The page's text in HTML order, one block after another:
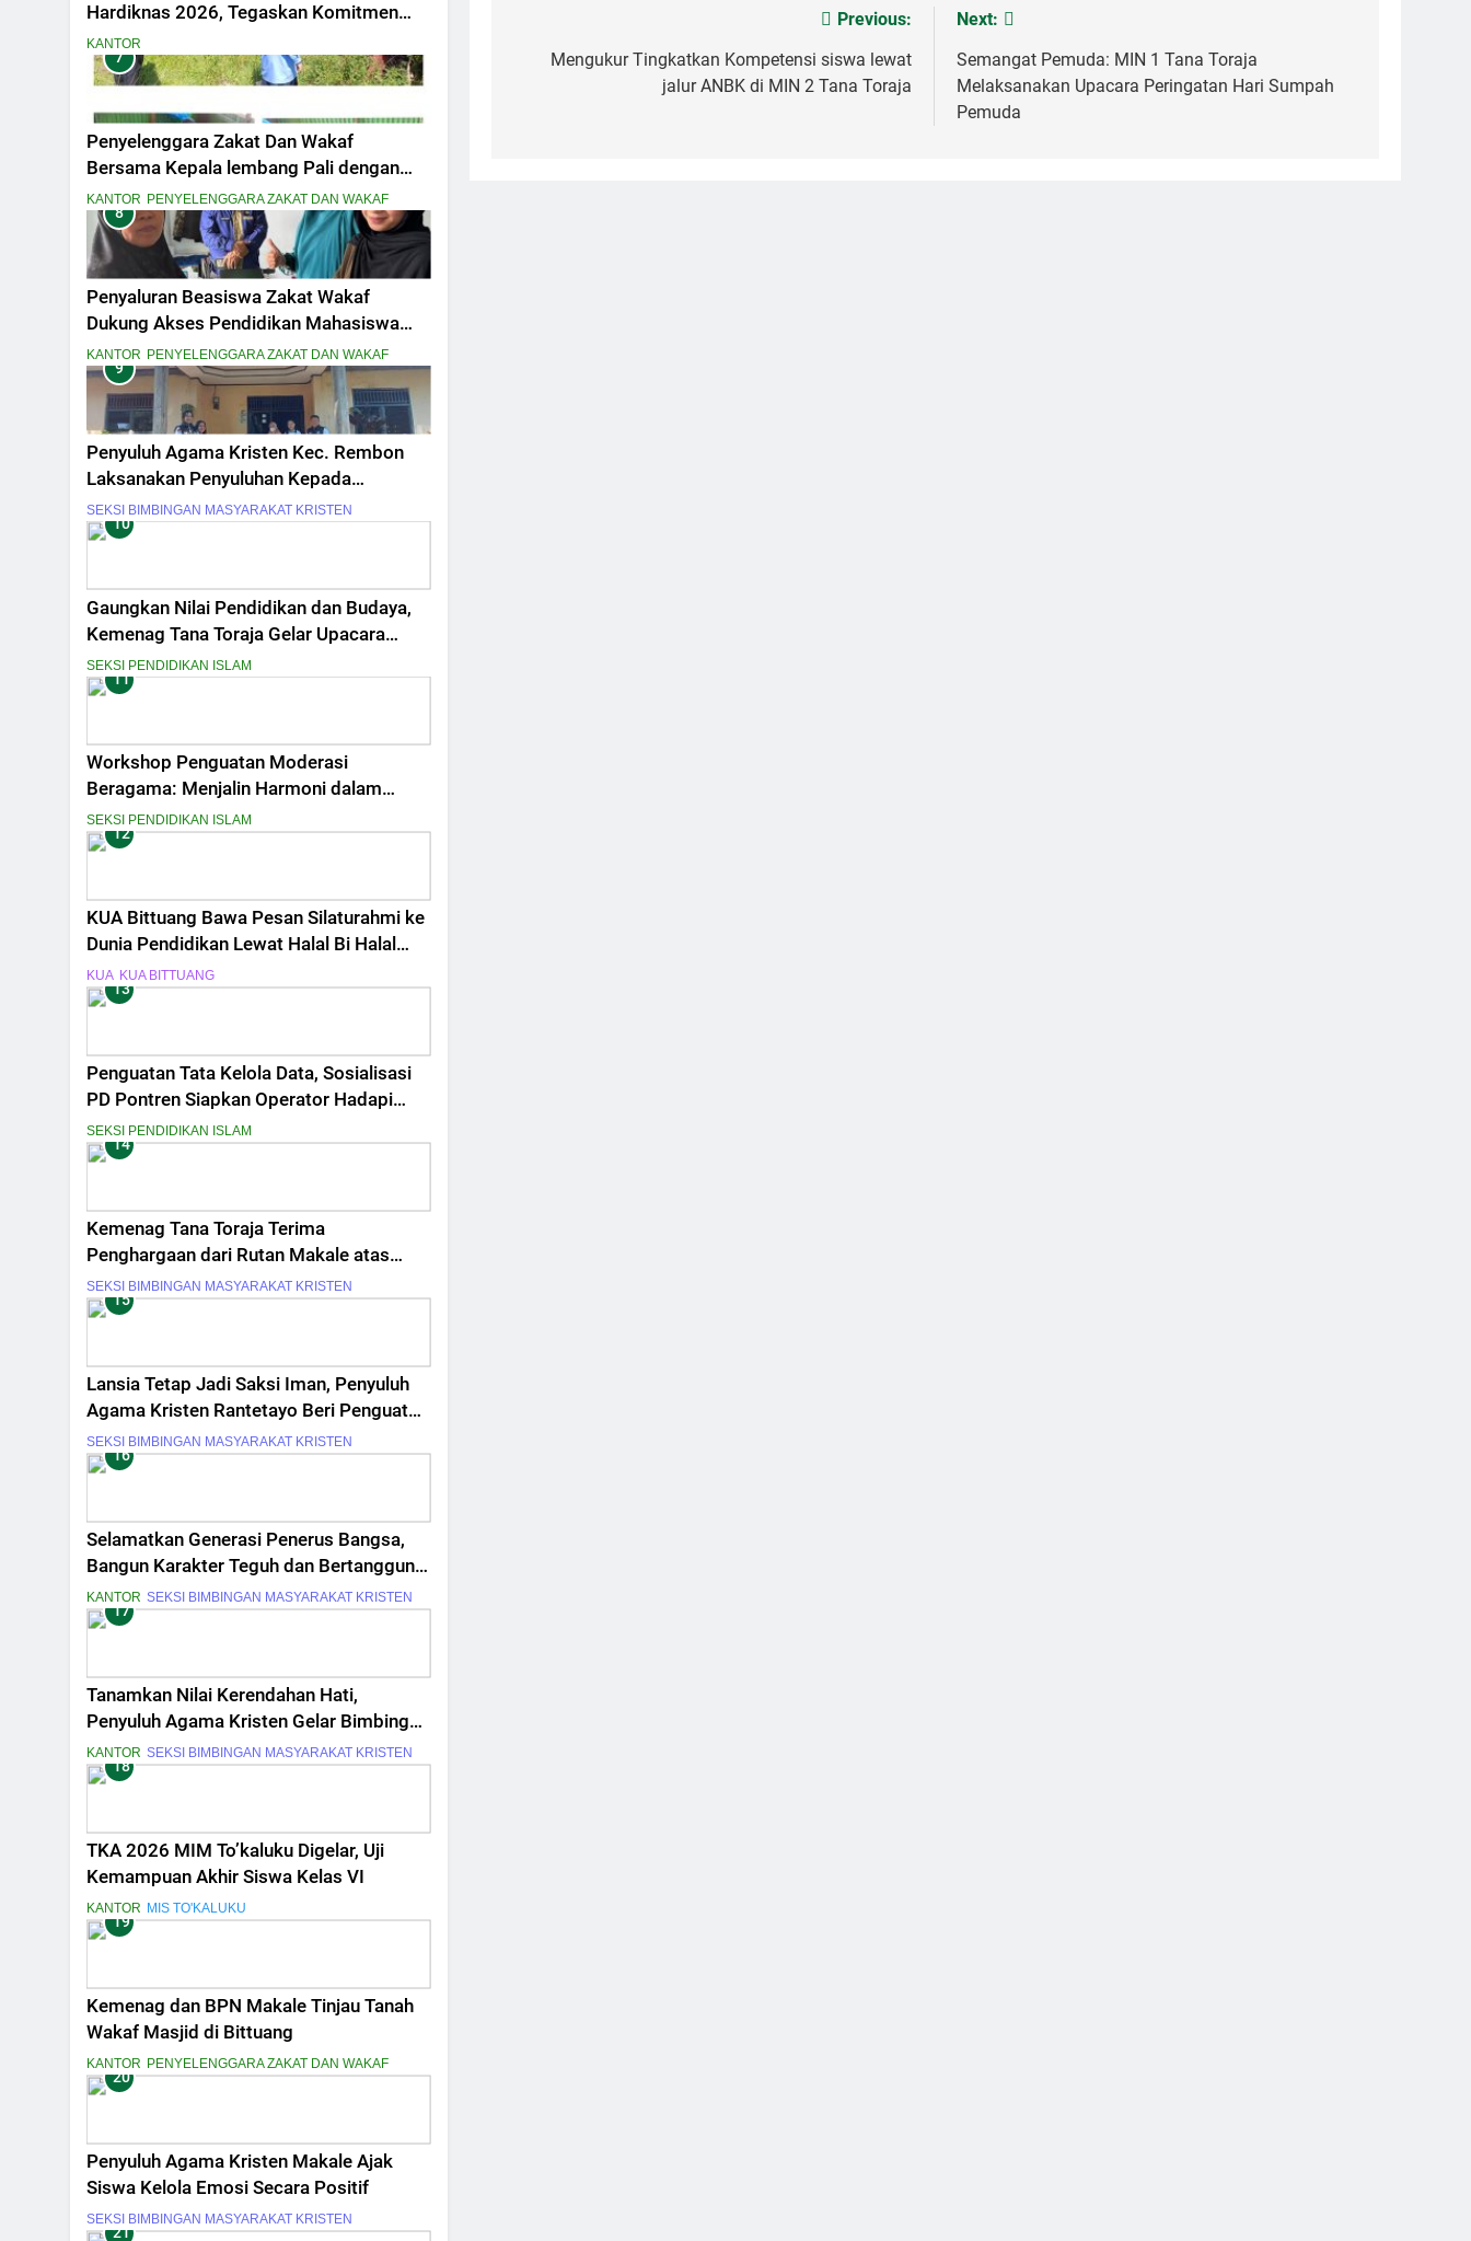
Hardiknas 2026, Tegaskan Komitmen
Pendidikan Bermutu untuk Semua
KANTOR
7
Penyelenggara Zakat Dan Wakaf
Bersama Kepala lembang Pali dengan
Nasir MelaksanakanPeninjauan Lokasi
Tanah Wakaf Masjid Amal Bakti Pali
Dalam penyesuaian titik Lokasi secara
fisik
KANTOR PENYELENGGARA ZAKAT DAN WAKAF
8
Penyaluran Beasiswa Zakat Wakaf
Dukung Akses Pendidikan Mahasiswa
Mustahiq
KANTOR PENYELENGGARA ZAKAT DAN WAKAF
9
Penyuluh Agama Kristen Kec. Rembon
Laksanakan Penyuluhan Kepada
Kelompok Lanjut Usia dan Penyandang
Disabilitas
SEKSI BIMBINGAN MASYARAKAT KRISTEN
10
Gaungkan Nilai Pendidikan dan Budaya,
Kemenag Tana Toraja Gelar Upacara
Hardiknas 2026 Serentak
SEKSI PENDIDIKAN ISLAM
11
Workshop Penguatan Moderasi
Beragama: Menjalin Harmoni dalam
Keberagaman untuk Memperkuat
Kebangsaan
SEKSI PENDIDIKAN ISLAM
12
KUA Bittuang Bawa Pesan Silaturahmi ke
Dunia Pendidikan Lewat Halal Bi Halal
SMPN 01 Bittuang
KUA KUA BITTUANG
13
Penguatan Tata Kelola Data, Sosialisasi
PD Pontren Siapkan Operator Hadapi
BAP EMIS
SEKSI PENDIDIKAN ISLAM
14
Kemenag Tana Toraja Terima
Penghargaan dari Rutan Makale atas
Dedikasi Pembinaan Warga Binaan
SEKSI BIMBINGAN MASYARAKAT KRISTEN
15
Lansia Tetap Jadi Saksi Iman, Penyuluh
Agama Kristen Rantetayo Beri Penguatan
Rohani
SEKSI BIMBINGAN MASYARAKAT KRISTEN
16
Selamatkan Generasi Penerus Bangsa,
Bangun Karakter Teguh dan Bertanggung
Jawab dalam Masa Muda
KANTOR SEKSI BIMBINGAN MASYARAKAT KRISTEN
17
Tanamkan Nilai Kerendahan Hati,
Penyuluh Agama Kristen Gelar Bimbingan
Rohani di SDN 4 Makale Utara
KANTOR SEKSI BIMBINGAN MASYARAKAT KRISTEN
18
TKA 2026 MIM To’kaluku Digelar, Uji
Kemampuan Akhir Siswa Kelas VI
KANTOR MIS TO'KALUKU
19
Kemenag dan BPN Makale Tinjau Tanah
Wakaf Masjid di Bittuang
KANTOR PENYELENGGARA ZAKAT DAN WAKAF
20
Penyuluh Agama Kristen Makale Ajak
Siswa Kelola Emosi Secara Positif
SEKSI BIMBINGAN MASYARAKAT KRISTEN
21
navigation
Previous:
Mengukur Tingkatkan Kompetensi siswa lewat
jalur ANBK di MIN 2 Tana Toraja
Next:
Semangat Pemuda: MIN 1 Tana Toraja
Melaksanakan Upacara Peringatan Hari Sumpah
Pemuda